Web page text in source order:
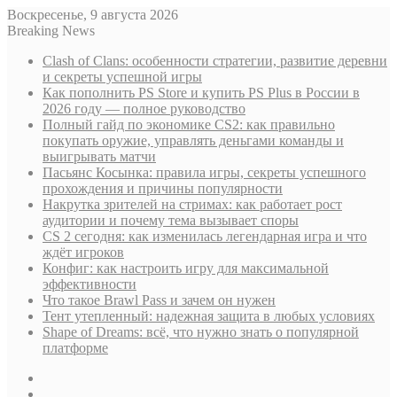
Воскресенье, 9 августа 2026
Breaking News
Clash of Clans: особенности стратегии, развитие деревни
и секреты успешной игры
Как пополнить PS Store и купить PS Plus в России в
2026 году — полное руководство
Полный гайд по экономике CS2: как правильно
покупать оружие, управлять деньгами команды и
выигрывать матчи
Пасьянс Косынка: правила игры, секреты успешного
прохождения и причины популярности
Накрутка зрителей на стримах: как работает рост
аудитории и почему тема вызывает споры
CS 2 сегодня: как изменилась легендарная игра и что
ждёт игроков
Конфиг: как настроить игру для максимальной
эффективности
Что такое Brawl Pass и зачем он нужен
Тент утепленный: надежная защита в любых условиях
Shape of Dreams: всё, что нужно знать о популярной
платформе